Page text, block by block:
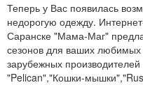
Теперь у Вас появилась
недорогую одежду.
Саранске "Мама-Маг"
сезонов для ваших любимых
зарубежных
"Pelican","Кошки-